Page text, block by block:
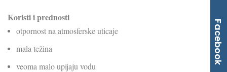
Koristi i prednosti
otpornost na atmosferske uticaje
mala težina
veoma malo upijaju vodu
Facebook